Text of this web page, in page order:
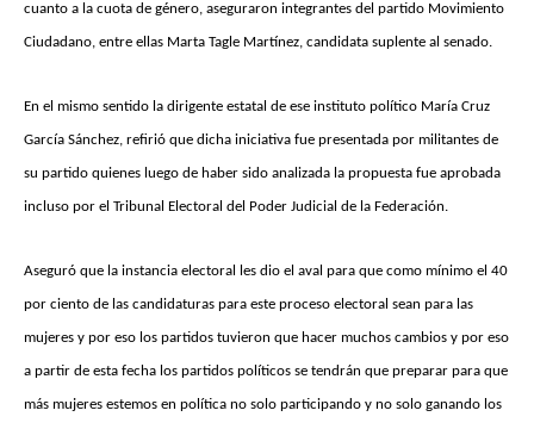
cuanto a la cuota de género, aseguraron integrantes del partido Movimiento
Ciudadano, entre ellas Marta Tagle Martínez, candidata suplente al senado.
En el mismo sentido la dirigente estatal de ese instituto político María Cruz
García Sánchez, refirió que dicha iniciativa fue presentada por militantes de
su partido quienes luego de haber sido analizada la propuesta fue aprobada
incluso por el Tribunal Electoral del Poder Judicial de la Federación.
Aseguró que la instancia electoral les dio el aval para que como mínimo el 40
por ciento de las candidaturas para este proceso electoral sean para las
mujeres y por eso los partidos tuvieron que hacer muchos cambios y por eso
a partir de esta fecha los partidos políticos se tendrán que preparar para que
más mujeres estemos en política no solo participando y no solo ganando los